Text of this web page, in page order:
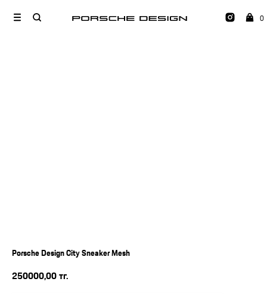
0
Porsche Design City Sneaker Mesh
250000,00тг.